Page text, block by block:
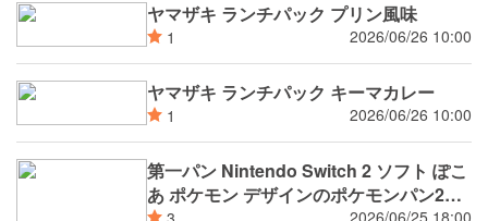
ヤマザキ ランチパック プリン風味
1 2026/06/26 10:00
ヤマザキ ランチパック キーマカレー
1 2026/06/26 10:00
第一パン Nintendo Switch 2 ソフト ぽこ
あ ポケモン デザインのポケモンパン2品